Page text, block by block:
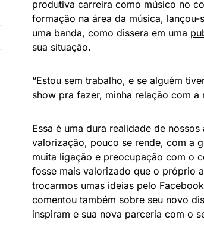
produtiva carreira como músico no
formação na área da música,
uma banda, como dissera em uma
sua situação.
“Estou sem trabalho, e se alguém
show pra fazer, minha relação com a
Essa é uma dura realidade de
valorização, pouco se rende, com a
muita ligação e preocupação com o
fosse mais valorizado que o próprio
trocarmos umas ideias pelo
comentou também sobre seu novo
inspiram e sua nova parceria com o